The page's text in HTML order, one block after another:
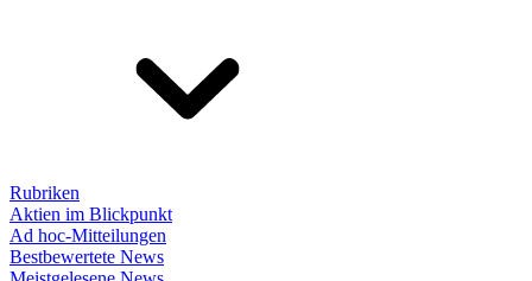
Rubriken
Aktien im Blickpunkt
Ad hoc-Mitteilungen
Bestbewertete News